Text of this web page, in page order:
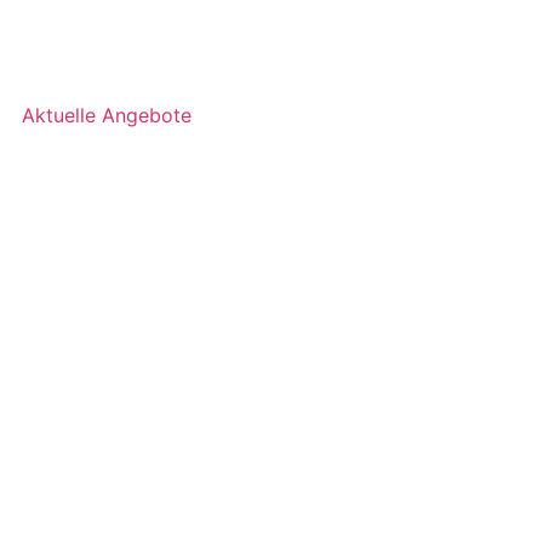
Aktuelle Angebote